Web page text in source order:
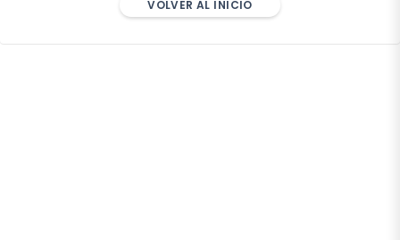
VOLVER AL INICIO